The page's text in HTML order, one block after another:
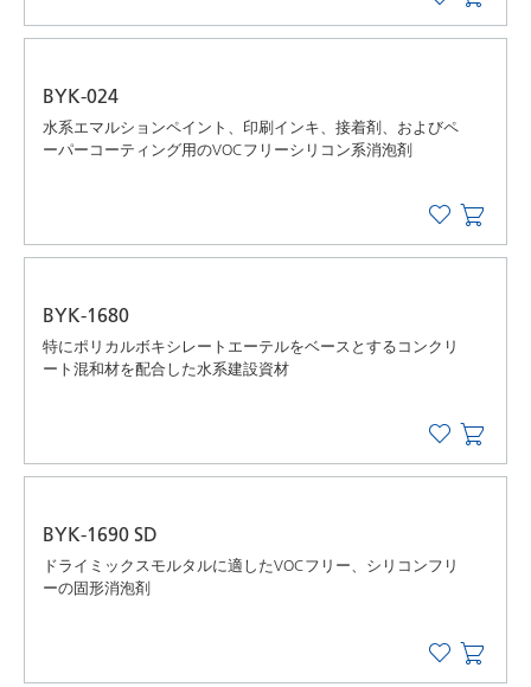
BYK-024
水系エマルションペイント、印刷インキ、接着剤、およびペ
ーパーコーティング用のVOCフリーシリコン系消泡剤
BYK-1680
特にポリカルボキシレートエーテルをベースとするコンクリ
ート混和材を配合した水系建設資材
BYK-1690 SD
ドライミックスモルタルに適したVOCフリー、シリコンフリ
ーの固形消泡剤